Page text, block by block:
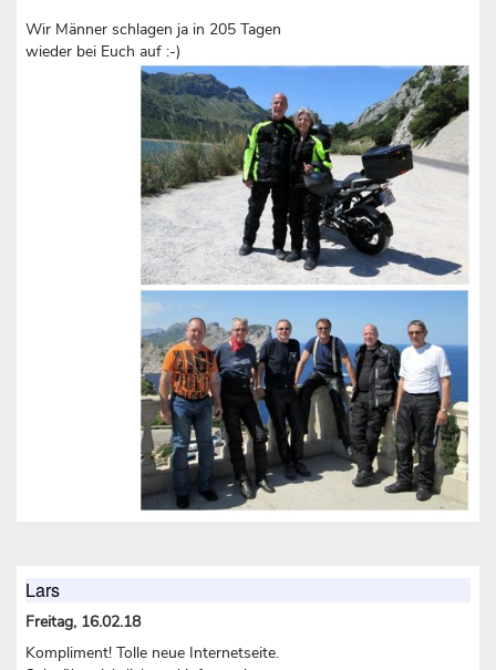
Wir Männer schlagen ja in 205 Tagen
wieder bei Euch auf :-)
Lars
Freitag, 16.02.18
Kompliment! Tolle neue Internetseite.